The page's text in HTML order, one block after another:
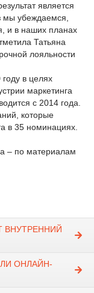
является
мы убеждаемся,
и в наших планах
Татьяна
лояльности
в целях
маркетинга
с 2014 года.
которые
в 35 номинациях.
– по материалам
ВНУТРЕННИЙ
ОНЛАЙН-